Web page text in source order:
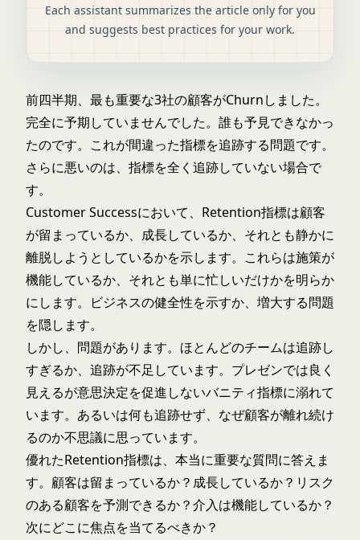
Each assistant summarizes the article only for you
and suggests best practices for your work.
前四半期、最も重要な3社の顧客がChurnしました。
完全に予期していませんでした。誰も予見できなかっ
たのです。これが間違った指標を追跡する問題です。
さらに悪いのは、指標を全く追跡していない場合で
す。
Customer Successにおいて、Retention指標は顧客
が留まっているか、成長しているか、それとも静かに
離脱しようとしているかを示します。これらは施策が
機能しているか、それとも単に忙しいだけかを明らか
にします。ビジネスの健全性を示すか、増大する問題
を隠します。
しかし、問題があります。ほとんどのチームは追跡し
すぎるか、追跡が不足しています。プレゼンでは良く
見えるが意思決定を促進しないバニティ指標に溺れて
います。あるいは何も追跡せず、なぜ顧客が離れ続け
るのか不思議に思っています。
優れたRetention指標は、本当に重要な質問に答えま
す。顧客は留まっているか？成長しているか？リスク
のある顧客を予測できるか？介入は機能しているか？
次にどこに焦点を当てるべきか？